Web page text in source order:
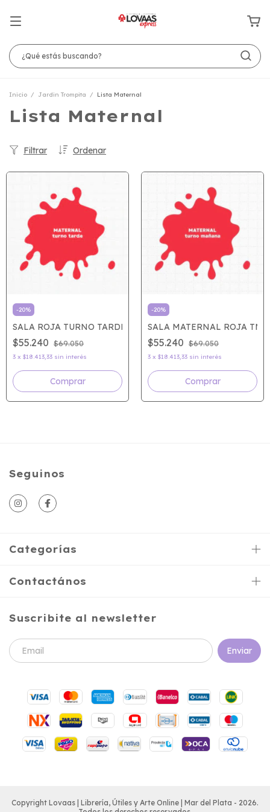
Inicio / Jardin Trompita / Lista Maternal
Lista Maternal
Ordenar
Filtrar
-20%
SALA ROJA TURNO TARDE
$55.240 $69.050
3 x $18.413,33 sin interés
-20%
SALA MATERNAL ROJA TM
$55.240 $69.050
3 x $18.413,33 sin interés
Seguinos
Categorías
Contactános
Suscribite al newsletter
Copyright Lovaas | Librería, Útiles y Arte Online | Mar del Plata - 2026.